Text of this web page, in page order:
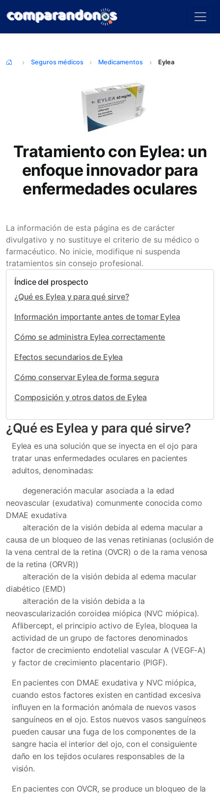
Seguros médicos Medicamentos Eylea
Tratamiento con Eylea: un
enfoque innovador para
enfermedades oculares
La información de esta página es de carácter
divulgativo y no sustituye el criterio de su médico o
farmacéutico. No inicie, modifique ni suspenda
tratamientos sin consejo profesional.
Índice del prospecto
¿Qué es Eylea y para qué sirve?
Información importante antes de tomar Eylea
Cómo se administra Eylea correctamente
Efectos secundarios de Eylea
Cómo conservar Eylea de forma segura
Composición y otros datos de Eylea
¿Qué es Eylea y para qué sirve?
Eylea es una solución que se inyecta en el ojo para
tratar unas enfermedades oculares en pacientes
adultos, denominadas:
degeneración macular asociada a la edad
neovascular (exudativa) comunmente conocida como
DMAE exudativa
alteración de la visión debida al edema macular a
causa de un bloqueo de las venas retinianas (oclusión de
la vena central de la retina (OVCR) o de la rama venosa
de la retina (ORVR))
alteración de la visión debida al edema macular
diabético (EMD)
alteración de la visión debida a la
neovascularización coroidea miópica (NVC miópica).
Aflibercept, el principio activo de Eylea, bloquea la
actividad de un grupo de factores denominados
factor de crecimiento endotelial vascular A (VEGF-A)
y factor de crecimiento placentario (PlGF).
En pacientes con DMAE exudativa y NVC miópica,
cuando estos factores existen en cantidad excesiva
influyen en la formación anómala de nuevos vasos
sanguíneos en el ojo. Estos nuevos vasos sanguíneos
pueden causar una fuga de los componentes de la
sangre hacia el interior del ojo, con el consiguiente
daño en los tejidos oculares responsables de la
visión.
En pacientes con OVCR, se produce un bloqueo de la